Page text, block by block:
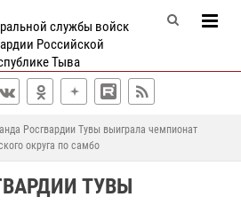
службы войск
Российской
Тыва
Росгвардии Тувы выиграла чемпионат
округа по самбо
ТУВЫ